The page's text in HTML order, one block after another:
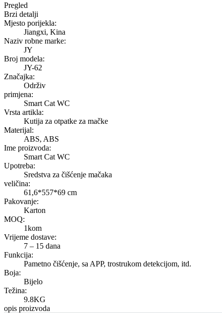
Pregled
Brzi detalji
Mjesto porijekla:
Jiangxi, Kina
Naziv robne marke:
JY
Broj modela:
JY-62
Značajka:
Održiv
primjena:
Smart Cat WC
Vrsta artikla:
Kutija za otpatke za mačke
Materijal:
ABS, ABS
Ime proizvoda:
Smart Cat WC
Upotreba:
Sredstva za čišćenje mačaka
veličina:
61,6*557*69 cm
Pakovanje:
Karton
MOQ:
1kom
Vrijeme dostave:
7 – 15 dana
Funkcija:
Pametno čišćenje, sa APP, trostrukom detekcijom, itd.
Boja:
Bijelo
Težina:
9.8KG
opis proizvoda